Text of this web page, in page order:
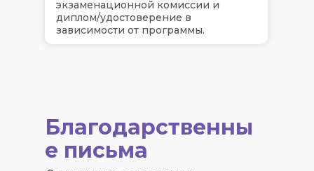
экзаменационной комиссии и
диплом/удостоверение в
зависимости от программы.
Благодарственны
е письма